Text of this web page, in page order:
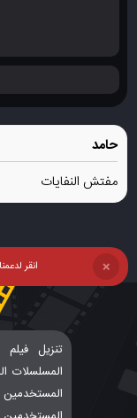
حامد
مفتش النفايات
تنزيل
المسلسلات
انقر لدعمنا ❌